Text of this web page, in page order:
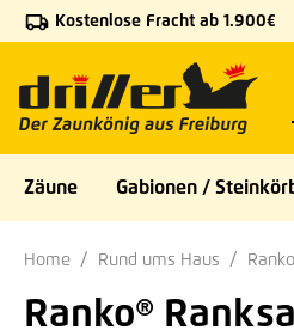
Hauptinhalt springen
Zur Suche springen
Zur Hauptnavigation springen
Kostenlose Fracht ab 1.900€
Zäune Gabionen /
Home Rund ums Haus
Ranko®